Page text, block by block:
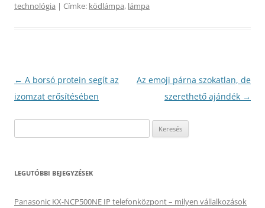
technológia | Címke: ködlámpa, lámpa
Bejegyzés
navigáció
← A borsó protein segít az
izomzat erősítésében
Az emoji párna szokatlan, de
szerethető ajándék →
LEGUTÓBBI BEJEGYZÉSEK
Panasonic KX-NCP500NE IP telefonközpont – milyen vállalkozások